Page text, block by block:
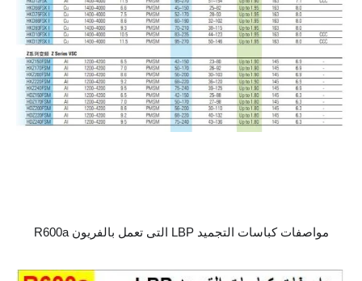
مواصفات كباسات التجميد LBP التى تعمل بالفريون R600a